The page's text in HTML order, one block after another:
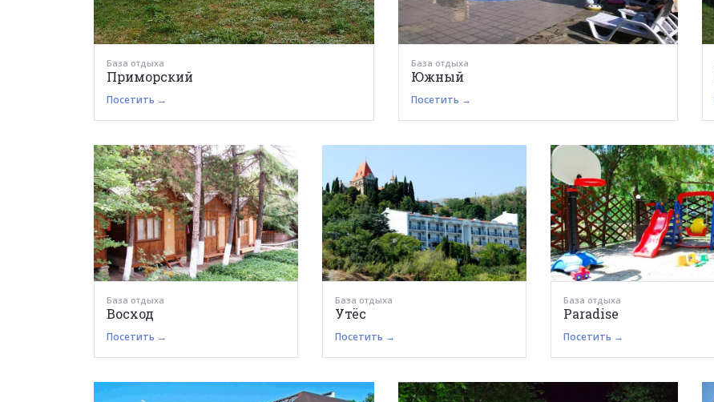
База отдыха
Приморский
Посетить →
База отдыха
Южный
Посетить →
База отдыха
Восход
Посетить →
База отдыха
Утёс
Посетить →
База отдыха
Paradise
Посетить →